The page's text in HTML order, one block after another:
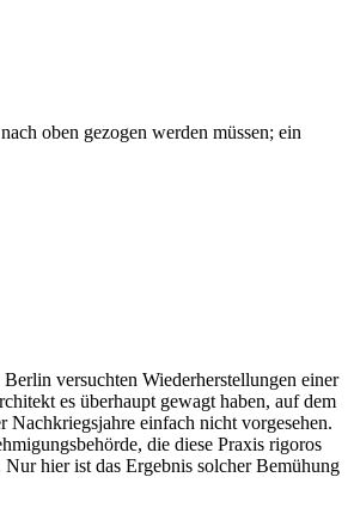
oben gezogen werden müssen; ein
versuchten Wiederherstellungen einer
es überhaupt gewagt haben, auf dem
Nachkriegsjahre einfach nicht vorgesehen.
die diese Praxis rigoros
hier ist das Ergebnis solcher Bemühung